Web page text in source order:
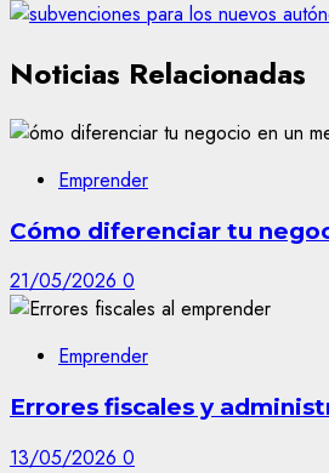
Noticias Relacionadas
Emprender
Cómo diferenciar tu
21/05/2026 0
Emprender
Errores fiscales y
13/05/2026 0